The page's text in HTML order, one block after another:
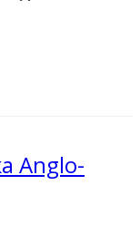
Anglo-